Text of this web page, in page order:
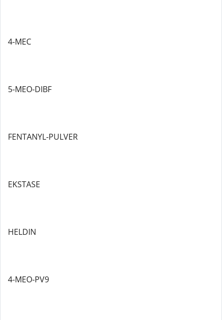
4-MEC
5-MEO-DIBF
FENTANYL-PULVER
EKSTASE
HELDIN
4-MEO-PV9